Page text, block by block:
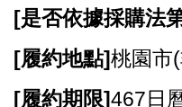
[是否依據採購法
[履約地點]桃園市
[履約期限]467日